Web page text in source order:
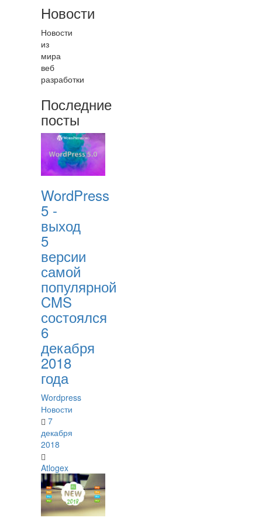
Новости
Новости
из
мира
веб
разработки
Последние
посты
WordPress
5 -
выход
5
версии
самой
популярной
CMS
состоялся
6
декабря
2018
года
Wordpress
Новости
7
декабря
2018
Atlogex